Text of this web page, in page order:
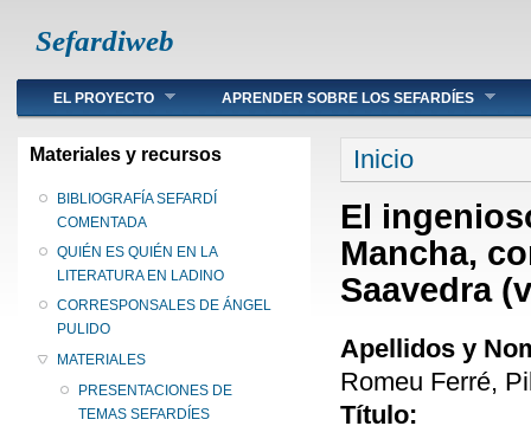
Sefardiweb
Main menu
EL PROYECTO APRENDER SOBRE LOS SEFARDÍES
Materiales y recursos
BIBLIOGRAFÍA SEFARDÍ
COMENTADA
QUIÉN ES QUIÉN EN LA
LITERATURA EN LADINO
CORRESPONSALES DE ÁNGEL
PULIDO
MATERIALES
PRESENTACIONES DE
TEMAS SEFARDÍES
Se encuentra
Inicio
El
Mancha,
Saavedra
Apellidos y
Romeu Ferré,
Título: